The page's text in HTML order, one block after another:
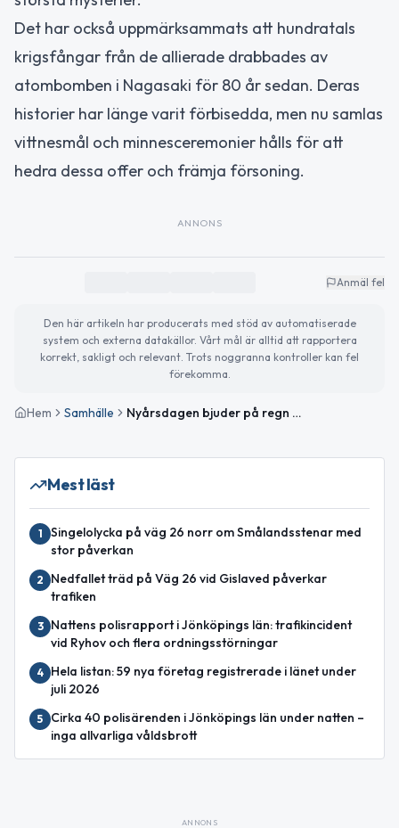
Det har också uppmärksammats att hundratals
krigsfångar från de allierade drabbades av
atombomben i Nagasaki för 80 år sedan. Deras
historier har länge varit förbisedda, men nu samlas
vittnesmål och minnesceremonier hålls för att
hedra dessa offer och främja försoning.
ANNONS
Anmäl fel
Den här artikeln har producerats med stöd av automatiserade
system och externa datakällor. Vårt mål är alltid att rapportera
korrekt, sakligt och relevant. Trots noggranna kontroller kan fel
förekomma.
Hem Samhälle Nyårsdagen bjuder på regn och pizzafest i Gislaved
Mest läst
1
Singelolycka på väg 26 norr om Smålandsstenar med
stor påverkan
2
Nedfallet träd på Väg 26 vid Gislaved påverkar
trafiken
3
Nattens polisrapport i Jönköpings län: trafikincident
vid Ryhov och flera ordningsstörningar
4
Hela listan: 59 nya företag registrerade i länet under
juli 2026
5
Cirka 40 polisärenden i Jönköpings län under natten –
inga allvarliga våldsbrott
ANNONS